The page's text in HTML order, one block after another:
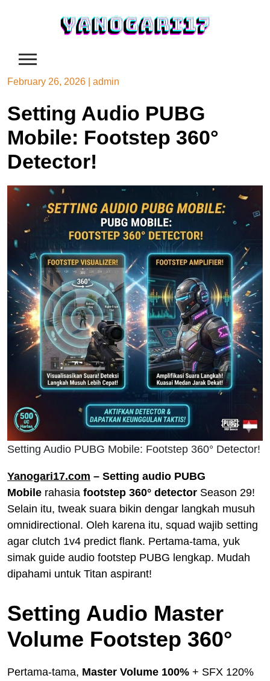
February 26, 2026 admin
Setting Audio PUBG
Mobile: Footstep 360°
Detector!
Setting Audio PUBG Mobile: Footstep 360° Detector!
Yanogari17.com – Setting audio PUBG
Mobile rahasia footstep 360° detector Season 29!
Selain itu, tweak suara bikin dengar langkah musuh
omnidirectional. Oleh karena itu, squad wajib setting
agar clutch 1v4 predict flank. Pertama-tama, yuk
simak guide audio footstep PUBG lengkap. Mudah
dipahami untuk Titan aspirant!
Setting Audio Master
Volume Footstep 360°
Pertama-tama, Master Volume 100% + SFX 120%